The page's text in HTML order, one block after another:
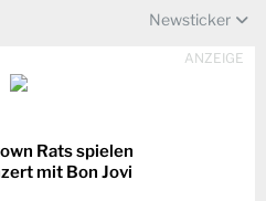
Newsticker
ANZEIGE
Rats spielen
mit Bon Jovi